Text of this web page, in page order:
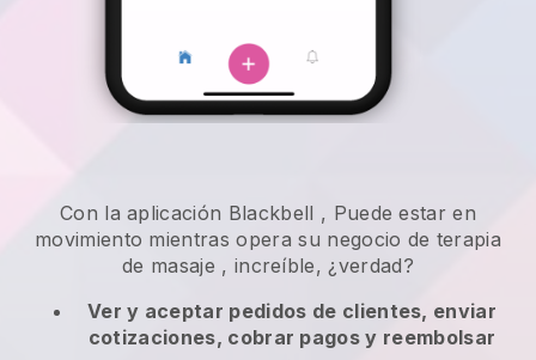
Con la aplicación Blackbell , Puede estar en
movimiento mientras opera su negocio de terapia
de masaje , increíble, ¿verdad?
Ver y aceptar pedidos de clientes, enviar
cotizaciones, cobrar pagos y reembolsar